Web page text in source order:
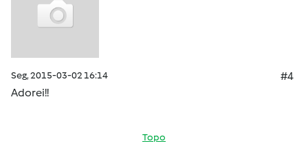
Seg, 2015-03-02 16:14
#4
Adorei!!
Topo